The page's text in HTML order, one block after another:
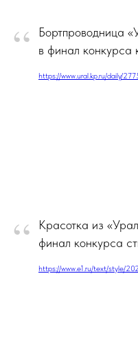
“
Бортпроводница
в финал конкурса
https://www.ural.kp.ru/daily/
“
Красотка из
финал конкурса
https://www.e1.ru/text/style/